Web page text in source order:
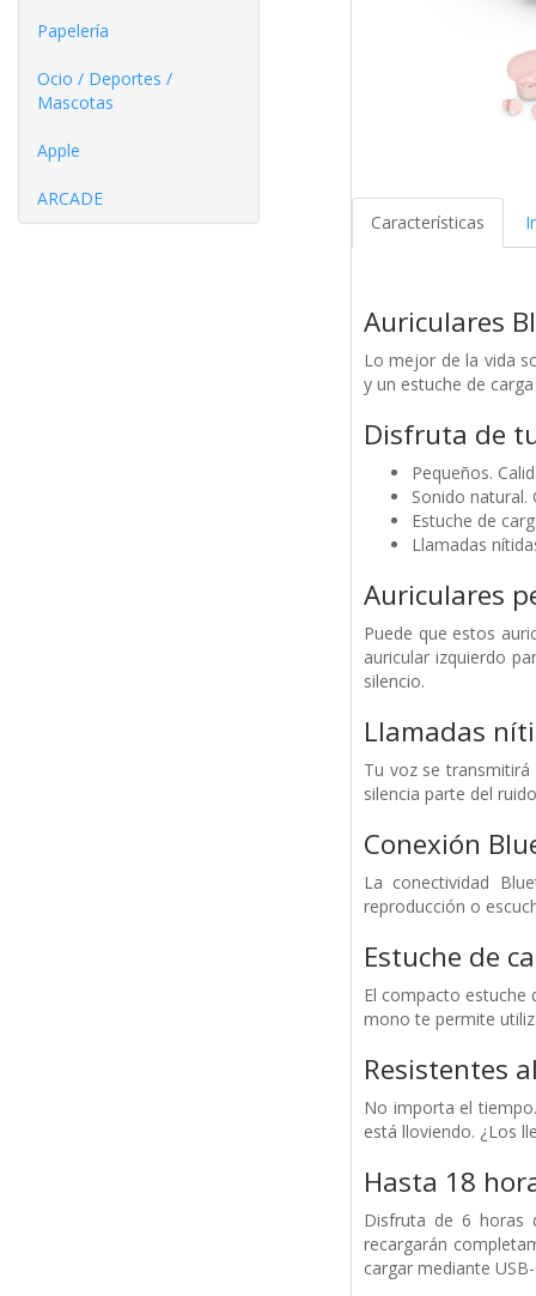
Papelería
Ocio / Deportes /
Mascotas
Apple
ARCADE
Características
Auriculares
Lo mejor de la vida
y un estuche de
Disfruta de
Pequeños.
Sonido natural.
Estuche de
Llamadas
Auriculares
Puede que estos
auricular izquierdo
silencio.
Llamadas
Tu voz se
silencia parte del
Conexión
La conectividad
reproducción o
Estuche de
El compacto estuche
mono te permite
Resistentes
No importa el
está lloviendo. ¿Los
Hasta 18
Disfruta de 6 horas
recargarán
cargar mediante USB-